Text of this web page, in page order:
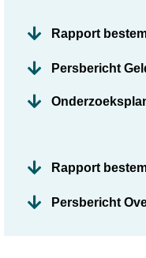
Rapport
Persbericht
Rapport
Persbericht